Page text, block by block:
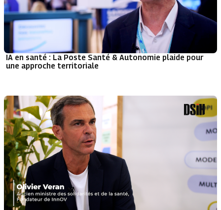
IA en santé : La Poste Santé & Autonomie plaide pour
une approche territoriale